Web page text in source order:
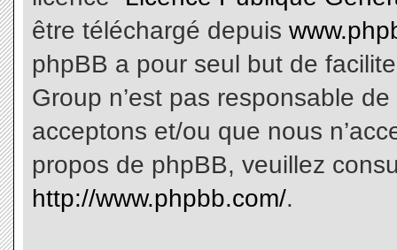
être téléchargé depuis
phpBB a pour seul but de
Group n’est pas responsable
acceptons et/ou que nous
propos de phpBB, veuillez
http://www.phpbb.com/.